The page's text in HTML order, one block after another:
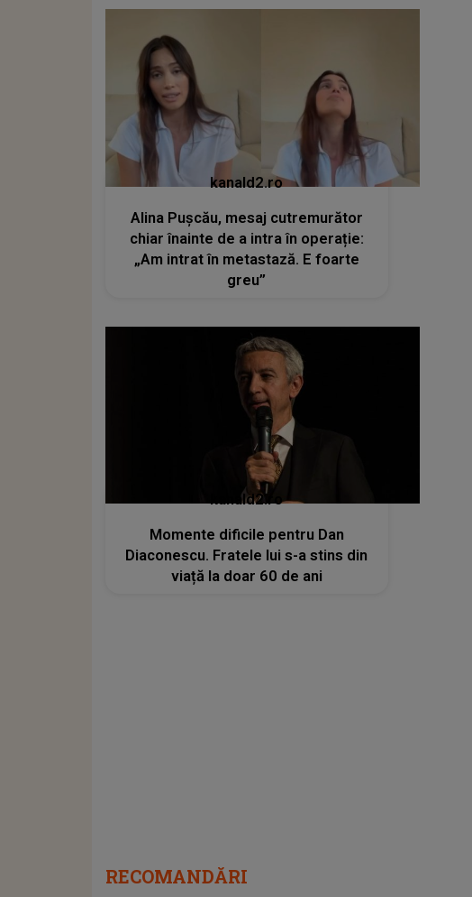
kanald2.ro
Alina Pușcău, mesaj cutremurător
chiar înainte de a intra în operație:
„Am intrat în metastază. E foarte
greu”
kanald2.ro
Momente dificile pentru Dan
Diaconescu. Fratele lui s-a stins din
viață la doar 60 de ani
RECOMANDĂRI